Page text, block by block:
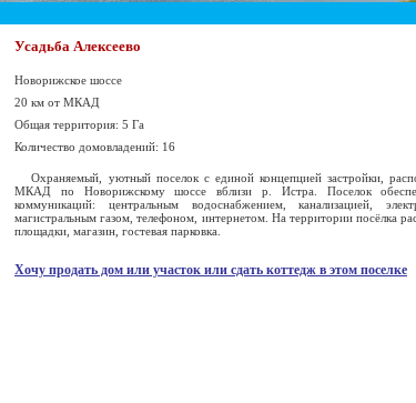
Усадьба Алексеево
Новорижское шоссе
20 км от МКАД
Общая территория: 5 Га
Количество домовладений: 16
Охраняемый, уютный поселок с единой концепцией застройки,
МКАД по Новорижскому шоссе вблизи р. Истра. Поселок
коммуникаций: центральным водоснабжением, канализацией,
магистральным газом, телефоном, интернетом. На территории посёлка
площадки, магазин, гостевая парковка.
Хочу продать дом или участок или сдать коттедж в этом поселке